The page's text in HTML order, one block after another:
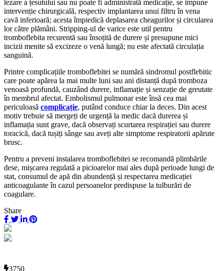
lezare a țesutului sau nu poate fi administrată medicație, se impune
intervenție chirurgicală, respectiv implantarea unui filtru în vena
cavă inferioară; acesta împiedică deplasarea cheagurilor și circularea
lor către plămâni. Stripping-ul de varice este util pentru
tromboflebita recurentă sau însoțită de durere și presupune mici
incizii menite să excizeze o venă lungă; nu este afectată circulația
sanguină.
Printre complicațiile tromboflebitei se numără sindromul postflebitic
care poate apărea la mai multe luni sau ani distanță după tromboza
venoasă profundă, cauzând durere, inflamație și senzație de greutate
în membrul afectat. Embolismul pulmonar este însă cea mai
periculoasă complicație, putând conduce chiar la deces. Din acest
motiv trebuie să mergeți de urgență la medic dacă durerea și
inflamația sunt grave, dacă observați scurtarea respirației sau durere
toracică, dacă tușiți sânge sau aveți alte simptome respiratorii apărute
brusc.
Pentru a preveni instalarea tromboflebitei se recomandă plimbările
dese, mișcarea regulată a picioarelor mai ales după perioade lungi de
stat, consumul de apă din abundență și respectarea medicației
anticoagulante în cazul persoanelor predispuse la tulburări de
coagulare.
Share
3750